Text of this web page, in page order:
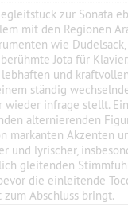
zur Sonata
mit den Regionen
wie
Jota für
und
ständig
infrage stellt.
alternierenden
markanten Akzenten
und lyrischer,
gleitenden
die einleitende
Abschluss bringt.